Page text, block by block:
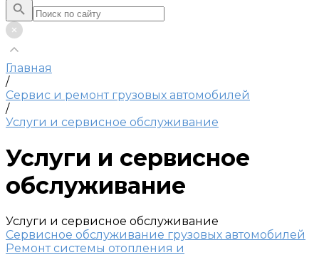
Главная
/
Сервис и ремонт грузовых автомобилей
/
Услуги и сервисное обслуживание
Услуги и сервисное
обслуживание
Услуги и сервисное обслуживание
Сервисное обслуживание грузовых автомобилей
Ремонт системы отопления и